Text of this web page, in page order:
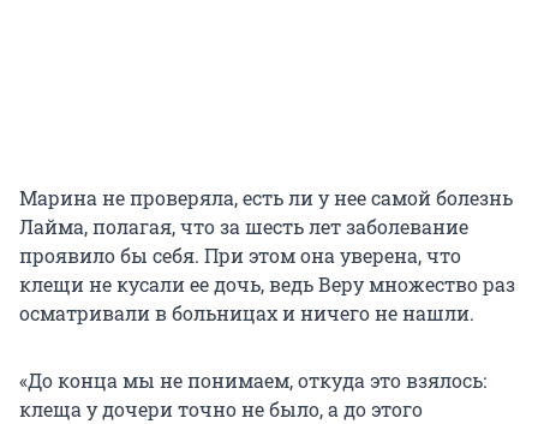
Марина не проверяла, есть ли у нее самой болезнь
Лайма, полагая, что за шесть лет заболевание
проявило бы себя. При этом она уверена, что
клещи не кусали ее дочь, ведь Веру множество раз
осматривали в больницах и ничего не нашли.
«До конца мы не понимаем, откуда это взялось:
клеща у дочери точно не было, а до этого